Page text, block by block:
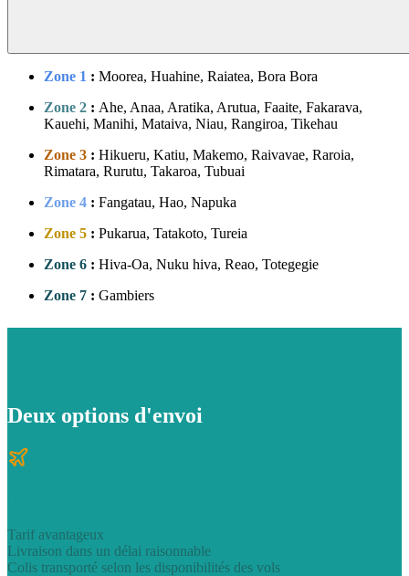
Zone 1 : Moorea, Huahine, Raiatea, Bora Bora
Zone 2 : Ahe, Anaa, Aratika, Arutua, Faaite, Fakarava,
Kauehi, Manihi, Mataiva, Niau, Rangiroa, Tikehau
Zone 3 : Hikueru, Katiu, Makemo, Raivavae, Raroia,
Rimatara, Rurutu, Takaroa, Tubuai
Zone 4 : Fangatau, Hao, Napuka
Zone 5 : Pukarua, Tatakoto, Tureia
Zone 6 : Hiva-Oa, Nuku hiva, Reao, Totegegie
Zone 7 : Gambiers
Deux options d'envoi
Tarif avantageux
Livraison dans un délai raisonnable
Colis transporté selon les disponibilités des vols